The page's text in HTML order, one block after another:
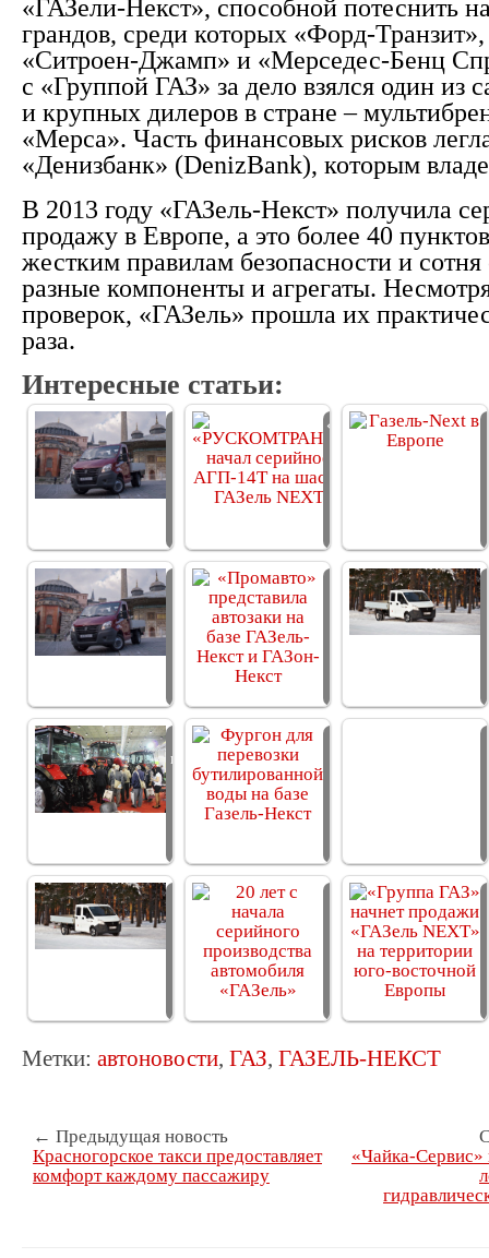
«ГАЗели-Некст», способной потеснить
грандов, среди которых «Форд-
«Ситроен-Джамп» и «Мерседес-Бенц
с «Группой ГАЗ» за дело взялся один из
и крупных дилеров в стране –
«Мерса». Часть финансовых рисков
«Денизбанк» (DenizBank), которым
В 2013 году «ГАЗель-Некст» получила
продажу в Европе, а это более 40
жестким правилам безопасности и
разные компоненты и агрегаты.
проверок, «ГАЗель» прошла их
раза.
Интересные статьи:
В Турции
открыли завод
по…
«РУСКОМТРАНС»
начал
«Группа ГАЗ» и
турецкая
компания
«Промавто»
представила
автозаки
ОАО «МТЗ» на
выставке «Konya
Agriculture…
Автопробег
«Газель-Некст»
и…
20 лет с начала
серийного…
Метки: автоновости, ГАЗ, ГАЗЕЛЬ-НЕКСТ
← Предыдущая новость
Красногорское такси предоставляет
комфорт каждому пассажиру
«Чайка-Сервис»